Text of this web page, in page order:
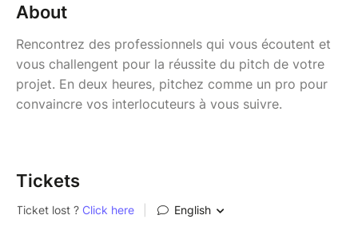
About
Rencontrez des professionnels qui vous écoutent et
vous challengent pour la réussite du pitch de votre
projet. En deux heures, pitchez comme un pro pour
convaincre vos interlocuteurs à vous suivre.
Tickets